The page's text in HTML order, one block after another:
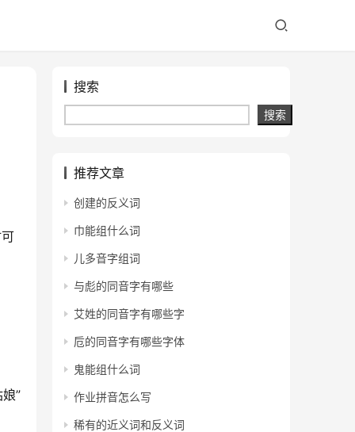
”
搜索
搜索
推荐文章
创建的反义词
巾能组什么词
儿多音字组词
与彪的同音字有哪些
艾姓的同音字有哪些字
卮的同音字有哪些字体
鬼能组什么词
作业拼音怎么写
稀有的近义词和反义词